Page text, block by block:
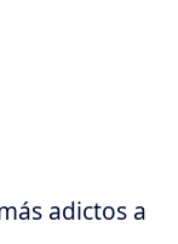
adictos a